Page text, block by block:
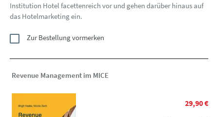
Institution Hotel facettenreich vor und gehen darüber hinaus auf
das Hotelmarketing ein.
Zur Bestellung vormerken
Revenue Management im MICE
29,90 €